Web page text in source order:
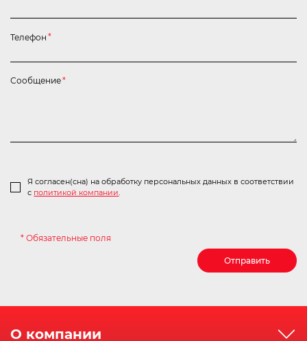
Я согласен(сна) на обработку персональных данных в соответствии
с политикой компании.
Телефон *
Сообщение*
* Обязательные поля
Отправить
О компании